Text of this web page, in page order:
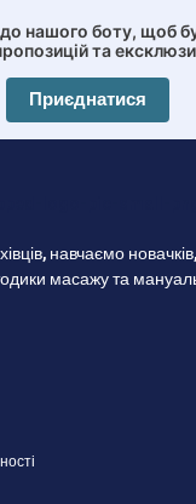
нашого боту, щоб
та
Приєднатися
навчаємо
масажу та